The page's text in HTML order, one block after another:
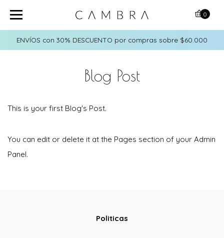
ENVÍOS con 30% DESCUENTO por compras sobre $60.000
0
Blog Post
This is your first Blog's Post.
You can edit or delete it at the Pages section of your Admin
Panel.
Politicas